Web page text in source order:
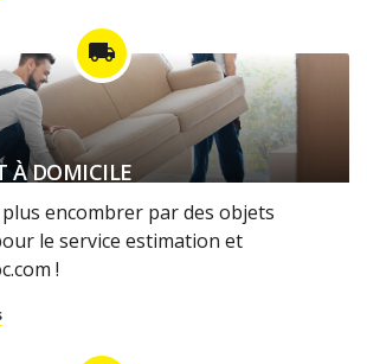
local_shipping
À DOMICILE
encombrer par des objets
le service estimation et
!